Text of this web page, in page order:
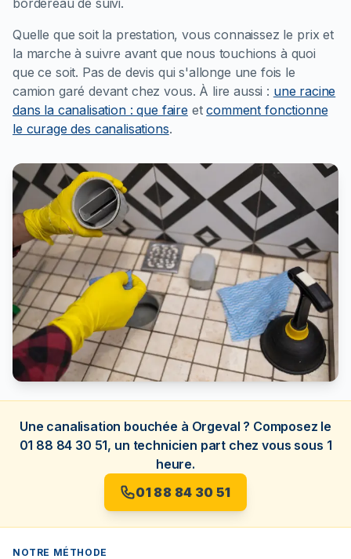
bordereau de suivi.
Quelle que soit la prestation, vous connaissez le prix et
la marche à suivre avant que nous touchions à quoi
que ce soit. Pas de devis qui s'allonge une fois le
camion garé devant chez vous. À lire aussi : une racine
dans la canalisation : que faireetcomment fonctionne
le curage des canalisations.
Une canalisation bouchée à Orgeval ? Composez le
01 88 84 30 51, un technicien part chez vous sous 1
heure.
01 88 84 30 51
NOTRE MÉTHODE